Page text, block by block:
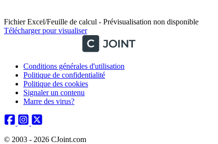
Fichier Excel/Feuille de calcul - Prévisualisation non disponible
Télécharger pour visualiser
Conditions générales d'utilisation
Politique de confidentialité
Politique des cookies
Signaler un contenu
Marre des virus?
© 2003 - 2026 CJoint.com